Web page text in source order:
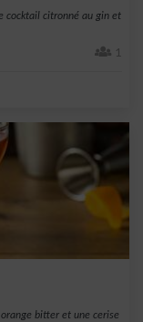
cocktail citronné au gin et
1
bitter et une cerise